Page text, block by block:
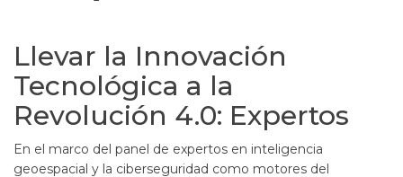
Llevar la Innovación
Tecnológica a la
Revolución 4.0: Expertos
En el marco del panel de expertos en inteligencia
geoespacial y la ciberseguridad como motores del